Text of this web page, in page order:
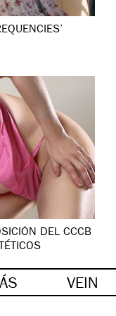
DEL CCCB
VEIN